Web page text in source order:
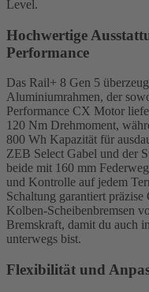
Level.
Hochwertige
Performance
Das Rail+ 8 Gen 5
Aluminiumrahmen, der
Performance CX Motor
120 Nm Drehmoment,
800 Wh Kapazität für
ZEB Select Gabel und der
beide mit 160 mm
und Kontrolle auf jedem
Schaltung garantiert
Kolben-Scheibenbremsen
Bremskraft, damit du auch
unterwegs bist.
Flexibilität und